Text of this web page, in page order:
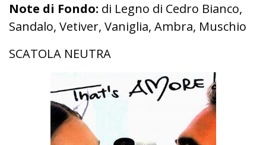
Note di Fondo: di Legno di Cedro Bianco,
Sandalo, Vetiver, Vaniglia, Ambra, Muschio
SCATOLA NEUTRA